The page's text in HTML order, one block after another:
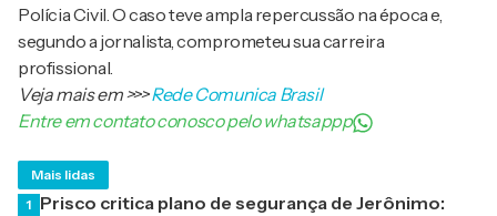
Polícia Civil. O caso teve ampla repercussão na época e,
segundo a jornalista, comprometeu sua carreira
profissional.
Veja mais em>>>Rede Comunica Brasil
Entre em contato conosco pelo whatsappp
Mais lidas
1 Prisco critica plano de segurança de Jerônimo: